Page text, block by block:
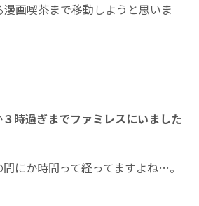
画喫茶まで移動しようと思いま
３時過ぎまでファミレスにいました
にか時間って経ってますよね…。